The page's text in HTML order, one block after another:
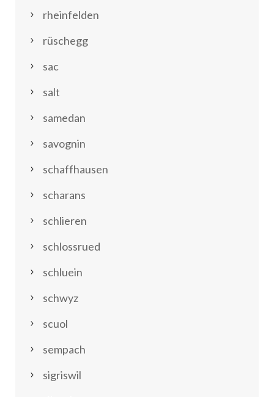
rheinfelden
rüschegg
sac
salt
samedan
savognin
schaffhausen
scharans
schlieren
schlossrued
schluein
schwyz
scuol
sempach
sigriswil